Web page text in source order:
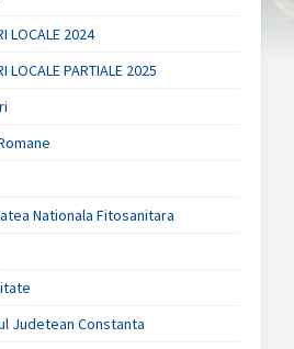
LOCALE 2024
LOCALE PARTIALE 2025
Nationala Fitosanitara
Judetean Constanta